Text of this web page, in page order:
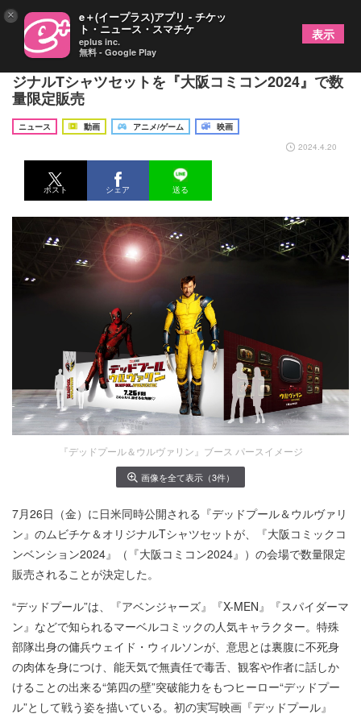
『デッドプール＆ウルヴァリン』 ムビチケ＆オリ
ジナルTシャツセットを『大阪コミコン2024』で数
量限定販売
ニュース 動画 アニメ/ゲーム
映画
2024.4.20
ポスト シェア 送る
『デッドプール＆ウルヴァリン』ブース パースイメージ
画像を全て表示（3件）
7月26日（金）に日米同時公開される『デッドプール＆ウルヴァリ
ン』のムビチケ＆オリジナルTシャツセットが、『大阪コミックコ
ンベンション2024』（『大阪コミコン2024』）の会場で数量限定
販売されることが決定した。
“デッドプール”は、『アベンジャーズ』『X-MEN』『スパイダーマ
ン』などで知られるマーベルコミックの人気キャラクター。特殊
部隊出身の傭兵ウェイド・ウィルソンが、意思とは裏腹に不死身
の肉体を身につけ、能天気で無責任で毒舌、観客や作者に話しか
けることの出来る“第四の壁”突破能力をもつヒーロー“デッドプー
ル”として戦う姿を描いている。初の実写映画『デッドプール』
× e＋(イープラス)アプリ - チケッ
ト・ニュース・スマチケ
eplus inc.
無料 - Google Play
表示